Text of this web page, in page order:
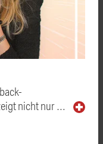
nicht nur …